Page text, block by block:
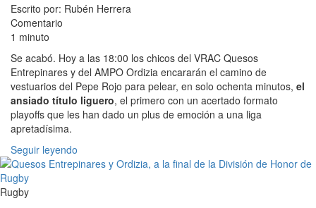
Escrito por: Rubén Herrera
Comentario
1 minuto
Se acabó. Hoy a las 18:00 los chicos del VRAC Quesos
Entrepinares y del AMPO Ordizia encararán el camino de
vestuarios del Pepe Rojo para pelear, en solo ochenta minutos, el
ansiado título liguero, el primero con un acertado formato
playoffs que les han dado un plus de emoción a una liga
apretadísima.
Seguir leyendo
Rugby